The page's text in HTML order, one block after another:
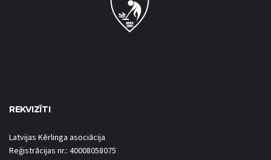
REKVIZĪTI
Latvijas Kērlinga asociācija
Reģistrācijas nr.: 40008058075